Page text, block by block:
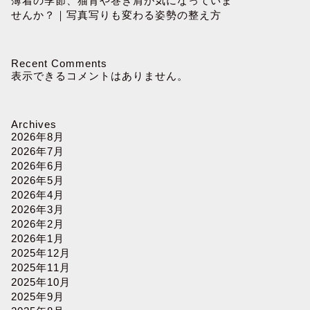
せんか？｜写真写りも変わる姿勢の整え方
Recent Comments
表示できるコメントはありません。
Archives
2026年8月
2026年7月
2026年6月
2026年5月
2026年4月
2026年3月
2026年2月
2026年1月
2025年12月
2025年11月
2025年10月
2025年9月